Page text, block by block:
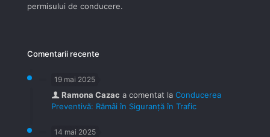
permisului de conducere.
Comentarii recente
19 mai 2025
Ramona Cazac a comentat la Conducerea
Preventivă: Rămâi în Siguranță în Trafic
14 mai 2025